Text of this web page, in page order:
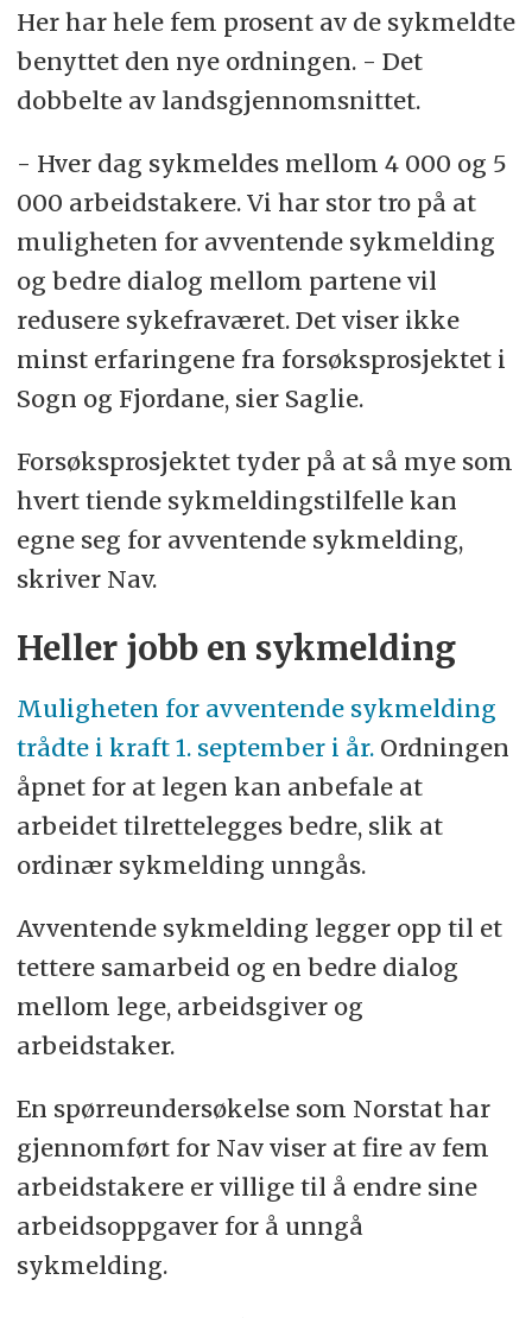
Her har hele fem prosent av de sykmeldte
benyttet den nye ordningen. - Det
dobbelte av landsgjennomsnittet.
- Hver dag sykmeldes mellom 4 000 og 5
000 arbeidstakere. Vi har stor tro på at
muligheten for avventende sykmelding
og bedre dialog mellom partene vil
redusere sykefraværet. Det viser ikke
minst erfaringene fra forsøksprosjektet i
Sogn og Fjordane, sier Saglie.
Forsøksprosjektet tyder på at så mye som
hvert tiende sykmeldingstilfelle kan
egne seg for avventende sykmelding,
skriver Nav.
Heller jobb en sykmelding
Muligheten for avventende sykmelding
trådte i kraft 1. september i år.Ordningen
åpnet for at legen kan anbefale at
arbeidet tilrettelegges bedre, slik at
ordinær sykmelding unngås.
Avventende sykmelding legger opp til et
tettere samarbeid og en bedre dialog
mellom lege, arbeidsgiver og
arbeidstaker.
En spørreundersøkelse som Norstat har
gjennomført for Nav viser at fire av fem
arbeidstakere er villige til å endre sine
arbeidsoppgaver for å unngå
sykmelding.